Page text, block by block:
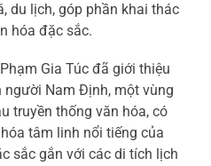
du lịch, góp phần khai thác
hóa đặc sắc.
Gia Túc đã giới thiệu
người Nam Định, một vùng
truyền thống văn hóa, có
tâm linh nổi tiếng của
sắc gắn với các di tích lịch